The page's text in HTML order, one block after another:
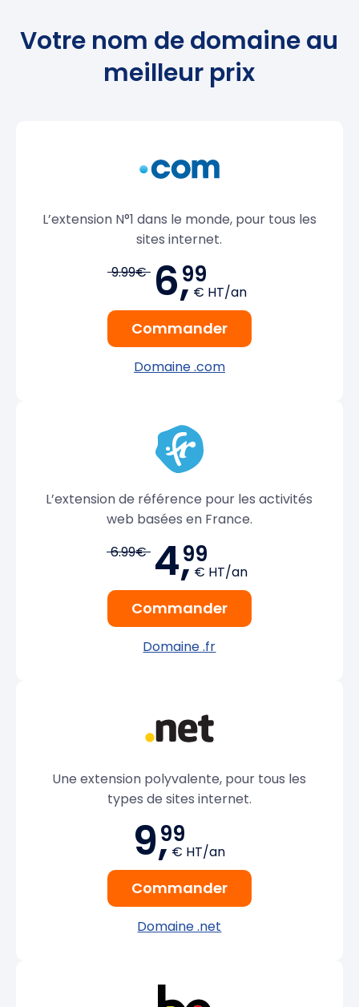
Votre nom de domaine au
meilleur prix
L’extension N°1 dans le monde, pour tous les
sites internet.
9.99€ 6,99
€ HT/an
Commander
Domaine .com
L’extension de référence pour les activités
web basées en France.
6.99€ 4,99
€ HT/an
Commander
Domaine .fr
Une extension polyvalente, pour tous les
types de sites internet.
9,99
€ HT/an
Commander
Domaine .net